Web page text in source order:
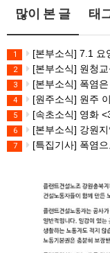
많이 본 글 태
1 [본부소식] 7.1 요
2 [본부소식] 원청교섭 원년. 초
3 [본부소식] 폭염은 재
4 [원주소식] 원주
5 [속초소식] 영화
6 [본부소식] 강원
7 [특집기사] 폭염